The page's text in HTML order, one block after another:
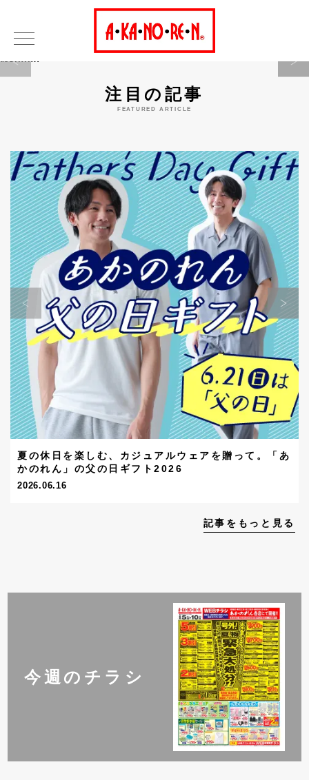
Warning
注目の記事
FEATURED ARTICLE
夏の休日を楽しむ、カジュアルウェアを贈って。「あ
かのれん」の父の日ギフト2026
2026.06.16
記事をもっと見る
今週のチラシ